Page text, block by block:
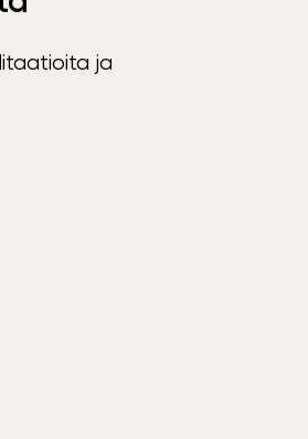
ja